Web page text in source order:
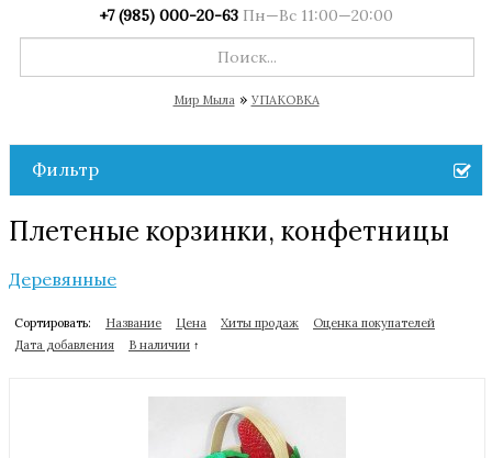
+7 (985) 000-20-63 Пн—Вс 11:00—20:00
Мир Мыла » УПАКОВКА
Фильтр
Плетеные корзинки, конфетницы
Деревянные
Сортировать: Название Цена Хиты продаж
Оценка покупателей
Дата добавления
В наличии ↑